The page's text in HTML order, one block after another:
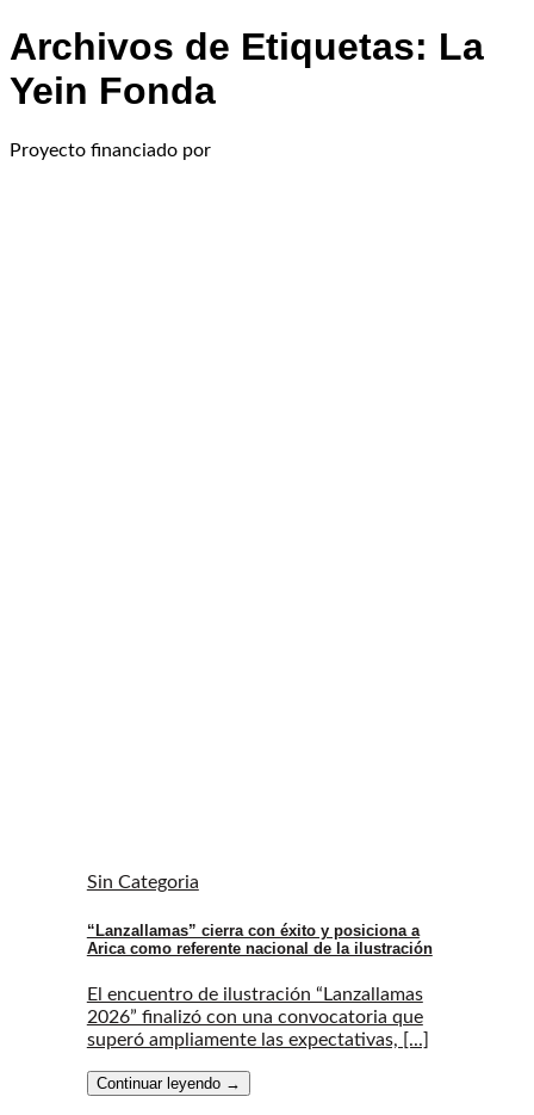
Archivos de Etiquetas: La
Yein Fonda
Proyecto financiado por
Sin Categoria
“Lanzallamas” cierra con éxito y posiciona a
Arica como referente nacional de la ilustración
El encuentro de ilustración “Lanzallamas
2026” finalizó con una convocatoria que
superó ampliamente las expectativas, [...]
Continuar leyendo →